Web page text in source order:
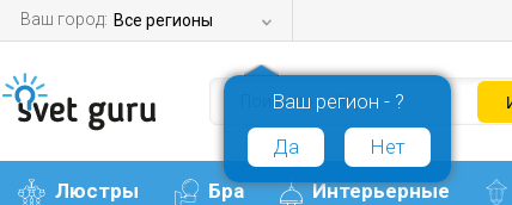
Ваш город: Все регионы
Ваш регион - ?
Да
Нет
Люстры Бра Интерьерные